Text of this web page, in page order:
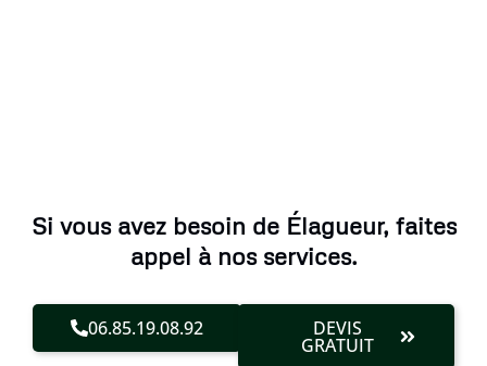
Si vous avez besoin de Élagueur, faites
appel à nos services.
06.85.19.08.92 DEVIS
GRATUIT